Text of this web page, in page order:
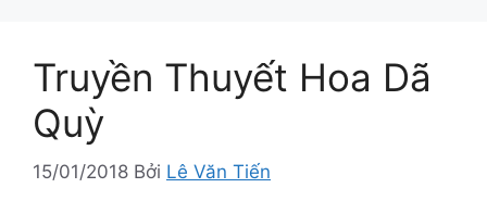
Truyền Thuyết Hoa Dã
Quỳ
15/01/2018 Bởi Lê Văn Tiến